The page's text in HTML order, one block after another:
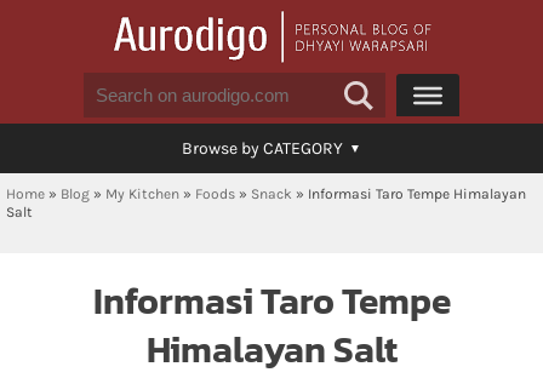
Browse by CATEGORY
Home » Blog » My Kitchen » Foods » Snack » Informasi Taro Tempe Himalayan
Salt
Informasi Taro Tempe
Himalayan Salt